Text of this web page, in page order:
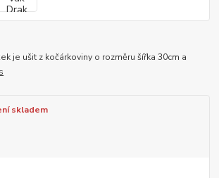
je ušit z kočárkoviny o rozměru šířka 30cm a
skladem